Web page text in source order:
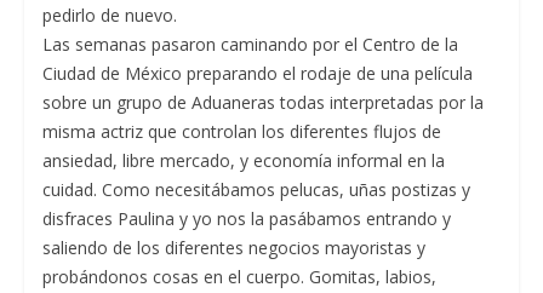
pedirlo de nuevo.
Las semanas pasaron caminando por el Centro de la
Ciudad de México preparando el rodaje de una película
sobre un grupo de Aduaneras todas interpretadas por la
misma actriz que controlan los diferentes flujos de
ansiedad, libre mercado, y economía informal en la
cuidad. Como necesitábamos pelucas, uñas postizas y
disfraces Paulina y yo nos la pasábamos entrando y
saliendo de los diferentes negocios mayoristas y
probándonos cosas en el cuerpo. Gomitas, labios,